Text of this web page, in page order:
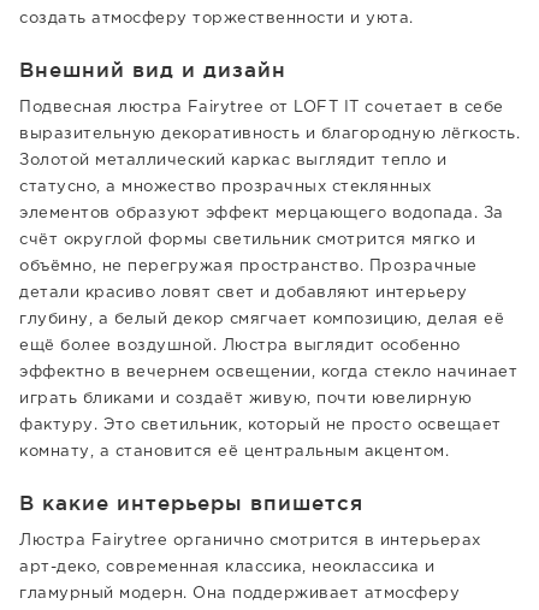
создать атмосферу торжественности и уюта.
Внешний вид и дизайн
Подвесная люстра Fairytree от LOFT IT сочетает в себе
выразительную декоративность и благородную лёгкость.
Золотой металлический каркас выглядит тепло и
статусно, а множество прозрачных стеклянных
элементов образуют эффект мерцающего водопада. За
счёт округлой формы светильник смотрится мягко и
объёмно, не перегружая пространство. Прозрачные
детали красиво ловят свет и добавляют интерьеру
глубину, а белый декор смягчает композицию, делая её
ещё более воздушной. Люстра выглядит особенно
эффектно в вечернем освещении, когда стекло начинает
играть бликами и создаёт живую, почти ювелирную
фактуру. Это светильник, который не просто освещает
комнату, а становится её центральным акцентом.
В какие интерьеры впишется
Люстра Fairytree органично смотрится в интерьерах
арт-деко, современная классика, неоклассика и
гламурный модерн. Она поддерживает атмосферу